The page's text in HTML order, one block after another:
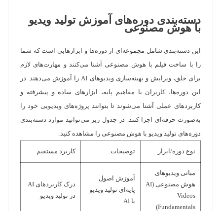
دسته‌بندی دوره‌های آموزش تولید ویدیو
با هوش مصنوعی
این دسته‌بندی شامل مجموعه‌ای از دوره‌ها و ابزارهایی است که شما
را با ساخت فیلم با هوش مصنوعی آشنا می‌کنند و مهارت‌های لازم
برای خلق، ویرایش و بهینه‌سازی ویدیوهای AI را آموزش می‌دهند. در
این دوره‌ها، کاربران با مفاهیم پایه، ابزارهای ساده و پیشرفته و
کاربردهای عملی آشنا می‌شوند تا بتوانند پروژه‌های ویدیویی خود را
به‌صورت حرفه‌ای اجرا کنند. در جدول زیر می‌توانید موارد دسته‌بندی
دوره‌های تولید ویدیو با هوش مصنوعی را مشاهده کنید:
نوع دوره/ابزار توضیحات کاربرد مستقیم
مبانی ویدیوهای
هوش مصنوعی (AI
Videos
Fundamentals)
آموزش اصول
پایه‌ای تولید ویدیو
با AI
درک کاربردهای AI
در تولید ویدیو